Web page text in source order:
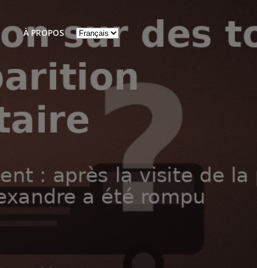
À PROPOS
Choisir
une
langue